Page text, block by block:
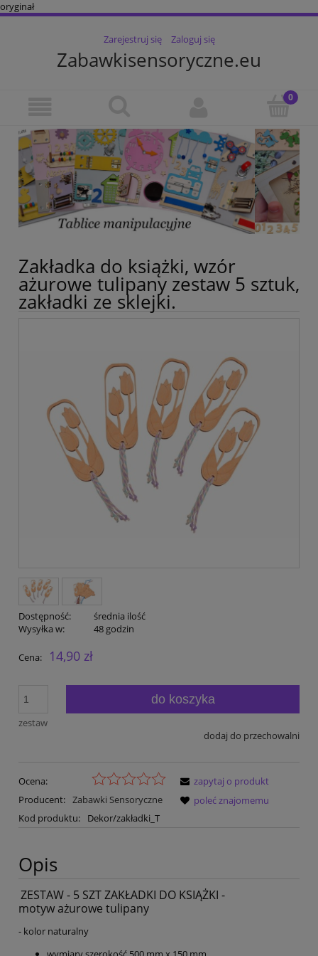
oryginał
Zarejestruj się Zaloguj się
Zabawkisensoryczne.eu
Zakładka do książki, wzór
ażurowe tulipany zestaw 5 sztuk,
zakładki ze sklejki.
Dostępność:
średnia ilość
Wysyłka w:
48 godzin
Cena: 14,90 zł
zestaw
do koszyka
dodaj do przechowalni
Ocena:
Producent: Zabawki Sensoryczne
Kod produktu:
Dekor/zakładki_T
zapytaj o produkt
poleć znajomemu
Opis
ZESTAW - 5 SZT ZAKŁADKI DO KSIĄŻKI -
motyw ażurowe tulipany
- kolor naturalny